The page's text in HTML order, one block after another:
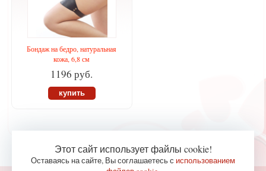
Бондаж на бедро, натуральная
кожа, 6,8 см
1196 руб.
купить
Этот сайт использует файлы cookie!
Оставаясь на сайте, Вы соглашаетесь с использованием